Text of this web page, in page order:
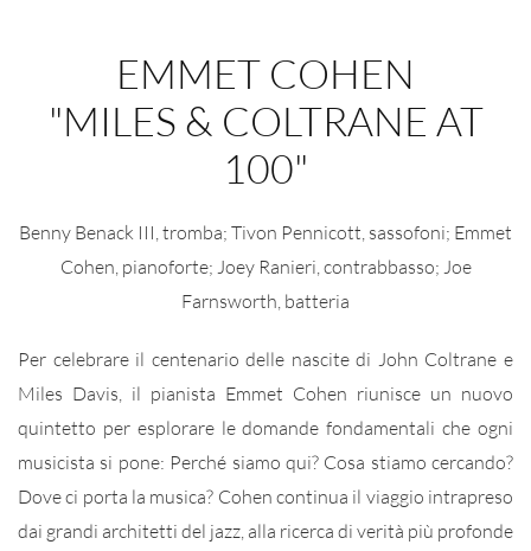
EMMET COHEN
"MILES & COLTRANE AT
100"
Benny Benack III, tromba; Tivon Pennicott, sassofoni; Emmet
Cohen, pianoforte; Joey Ranieri, contrabbasso; Joe
Farnsworth, batteria
Per celebrare il centenario delle nascite di John Coltrane e
Miles Davis, il pianista Emmet Cohen riunisce un nuovo
quintetto per esplorare le domande fondamentali che ogni
musicista si pone: Perché siamo qui? Cosa stiamo cercando?
Dove ci porta la musica? Cohen continua il viaggio intrapreso
dai grandi architetti del jazz, alla ricerca di verità più profonde